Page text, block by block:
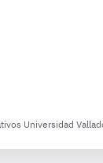
Universidad